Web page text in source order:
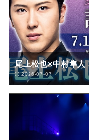
尾上松也×中村隼
2026-07-07